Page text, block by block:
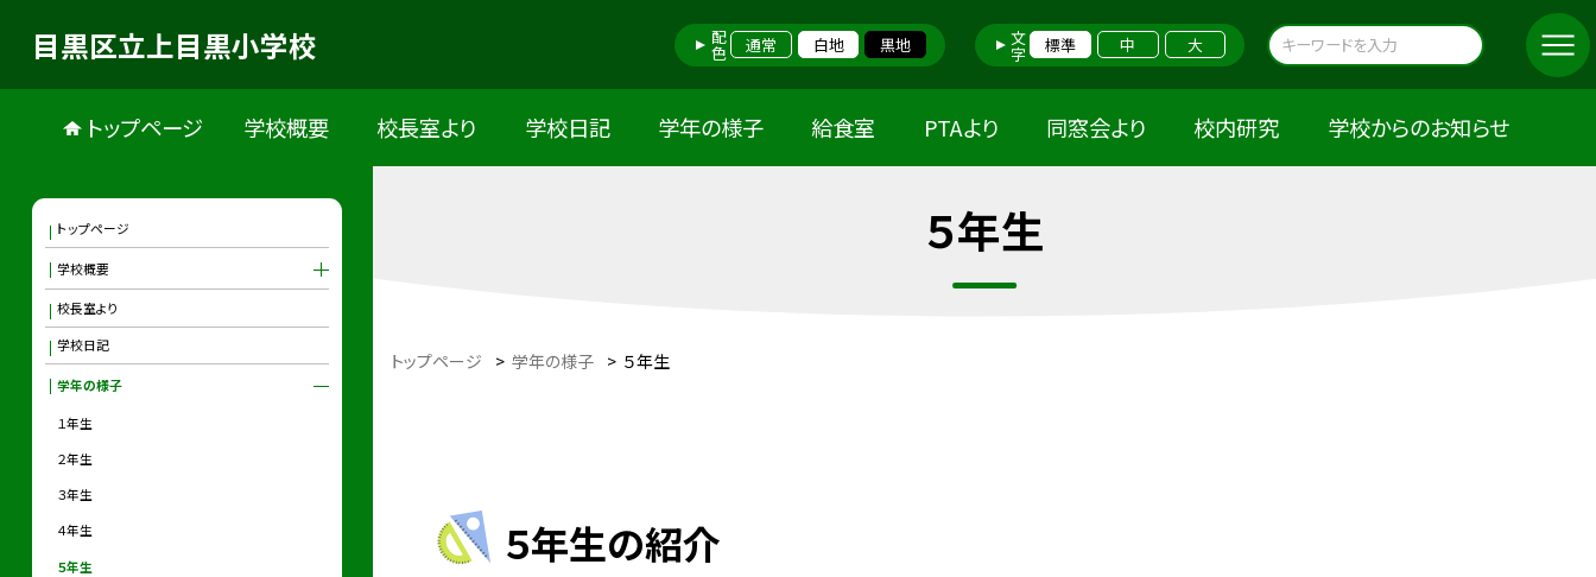
目黒区立上目黒小学校 配色 通常 白地 黒地 文字 標準 中 大
トップページ 学校概要 校長室より 学校日記 学年の様子 給食室 PTAより 同窓会より 校内研究 学校からのお知らせ
５年生
トップページ > 学年の様子 > ５年生
５年生の紹介
トップページ
学校概要
校長室より
学校日記
学年の様子
１年生
２年生
３年生
４年生
５年生